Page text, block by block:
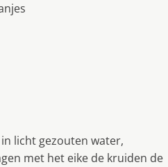
licht gezouten water,
met het eike de kruiden de